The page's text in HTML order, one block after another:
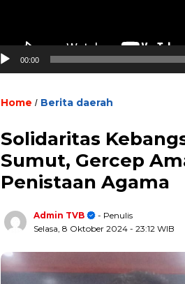
00:00
Home / Berita daerah
Solidaritas
Sumut, Gercep
Penistaan Agama
Admin TVB
- Penulis
Selasa, 8 Oktober 2024 - 23:12 WIB